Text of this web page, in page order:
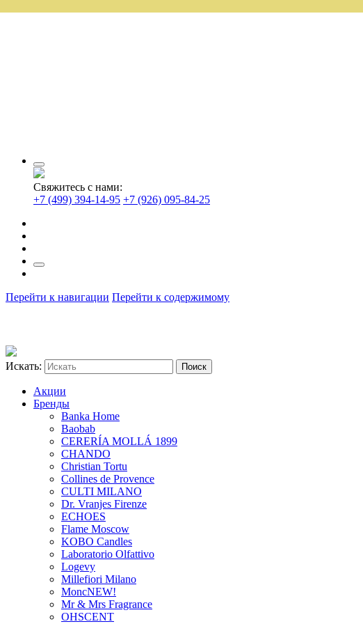
Свяжитесь с нами:
+7 (499) 394-14-95 +7 (926) 095-84-25
Перейти к навигации Перейти к содержимому
Искать:
Акции
Бренды
Banka Home
Baobab
CERERÍA MOLLÁ 1899
CHANDO
Christian Tortu
Collines de Provence
CULTI MILANO
Dr. Vranjes Firenze
ECHOES
Flame Moscow
KOBO Candles
Laboratorio Olfattivo
Logevy
Millefiori Milano
MoncNEW!
Mr & Mrs Fragrance
OHSCENT